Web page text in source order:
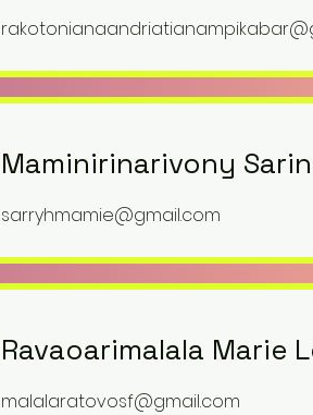
Maminirinarivony
sarryhmamie@gmail.com
Ravaoarimalala Marie
malalaratovosf@gmail.com